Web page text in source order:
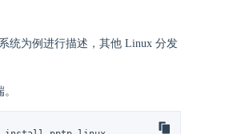
统为例进行描述，其他 Linux 分发